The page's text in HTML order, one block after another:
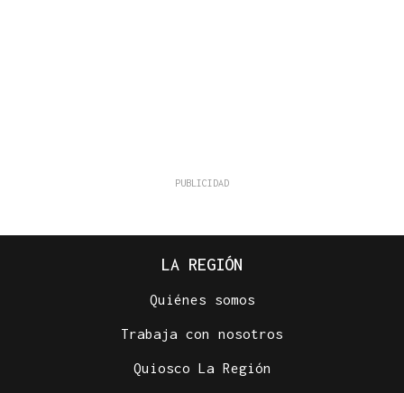
LA REGIÓN
Quiénes somos
Trabaja con nosotros
Quiosco La Región